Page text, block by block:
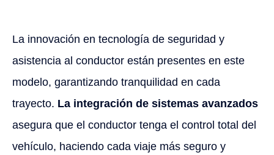
La innovación en tecnología de seguridad y
asistencia al conductor están presentes en este
modelo, garantizando tranquilidad en cada
trayecto. La integración de sistemas avanzados
asegura que el conductor tenga el control total del
vehículo, haciendo cada viaje más seguro y